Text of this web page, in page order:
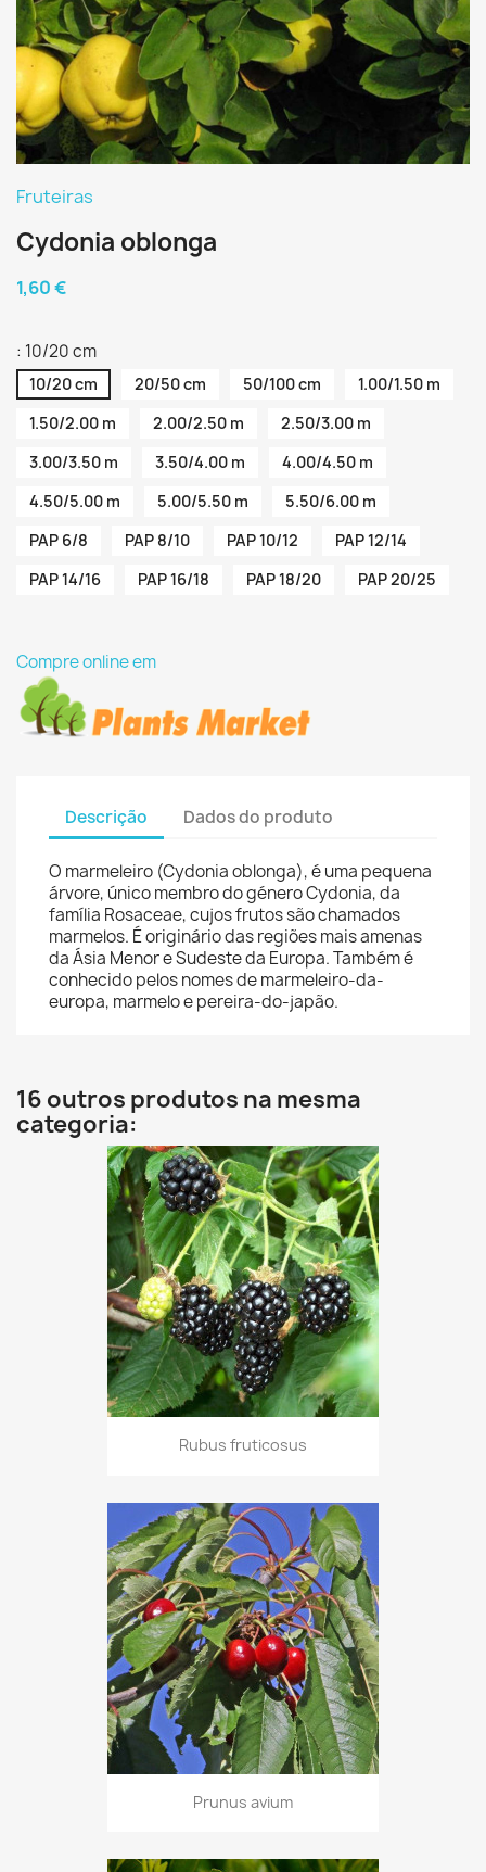
Fruteiras
Cydonia oblonga
1,60 €
: 10/20 cm
10/20 cm 20/50 cm 50/100 cm
1.00/1.50 m
1.50/2.00 m
2.00/2.50 m
2.50/3.00 m
3.00/3.50 m
3.50/4.00 m
4.00/4.50 m
4.50/5.00 m
5.00/5.50 m
5.50/6.00 m
PAP 6/8
PAP 8/10 PAP 10/12
PAP 12/14
PAP 14/16
PAP 16/18 PAP 18/20 PAP 20/25
Compre online em
Descrição Dados do produto
O marmeleiro (Cydonia oblonga), é uma pequena
árvore, único membro do género Cydonia, da
família Rosaceae, cujos frutos são chamados
marmelos. É originário das regiões mais amenas
da Ásia Menor e Sudeste da Europa. Também é
conhecido pelos nomes de marmeleiro-da-
europa, marmelo e pereira-do-japão.
16 outros produtos na mesma
categoria:
Rubus fruticosus
Prunus avium